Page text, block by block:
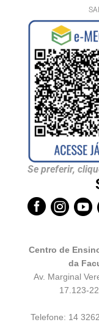
Se preferir,
  
Centro de
da
Av. Marginal
17.123-
Telefone: 14